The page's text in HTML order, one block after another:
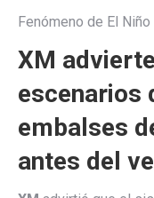
Fenómeno de El Niño
XM
escenarios
embalses
antes del